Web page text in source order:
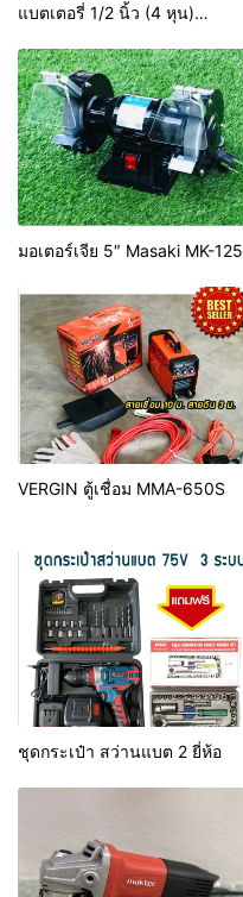
แบตเตอรี่ 1/2 นิ้ว (4 หุน)
มอเตอร์เจีย 5″ Masaki MK-125
VERGIN ตู้เชื่อม MMA-650S
ชุดกระเป๋า สว่านแบต 2 ยี่ห้อ